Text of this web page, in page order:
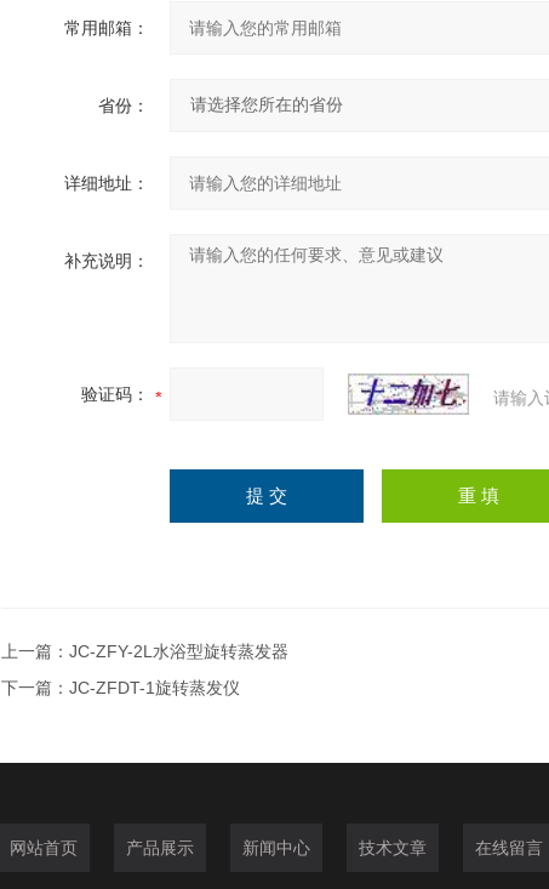
常用邮箱：
省份：
详细地址：
补充说明：
验证码： 请输入
上一篇： JC-ZFY-2L水浴型旋转蒸发器
下一篇： JC-ZFDT-1旋转蒸发仪
网站首页 产品展示 新闻中心 技术文章 在线留言